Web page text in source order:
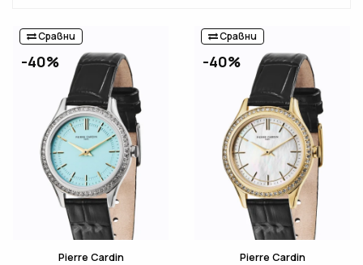
Сравни
-40%
Pierre Cardin
Сравни
-40%
Pierre Cardin